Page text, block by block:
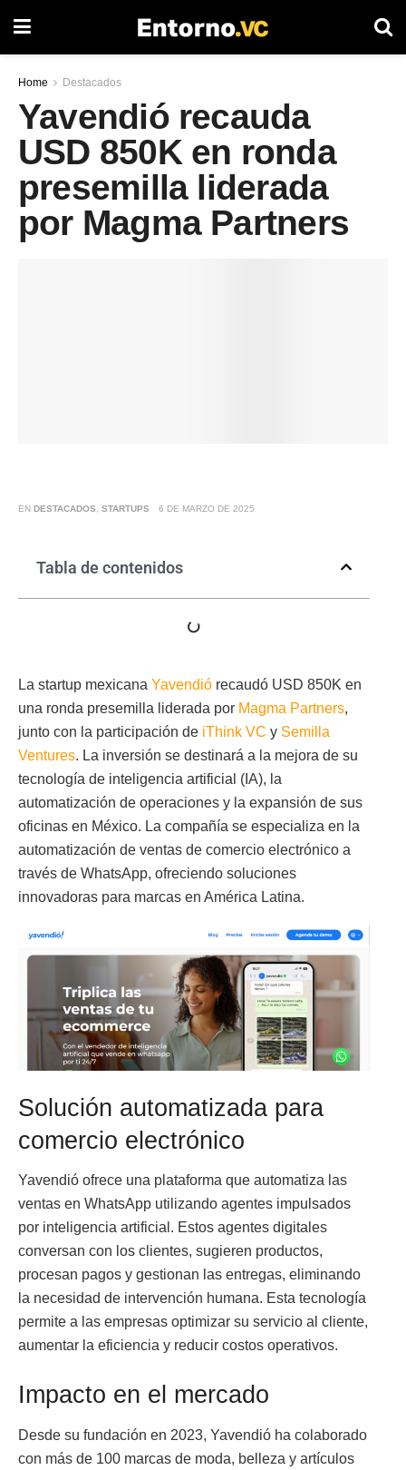
Home Destacados
Yavendió recauda
USD 850K en ronda
presemilla liderada
por Magma Partners
EN DESTACADOS STARTUPS 6 DE MARZO DE 2025
Tabla de contenidos
La startup mexicana Yavendió recaudó USD 850K en
una ronda presemilla liderada por Magma Partners,
junto con la participación de iThink VC y Semilla
Ventures. La inversión se destinará a la mejora de su
tecnología de inteligencia artificial (IA), la
automatización de operaciones y la expansión de sus
oficinas en México. La compañía se especializa en la
automatización de ventas de comercio electrónico a
través de WhatsApp, ofreciendo soluciones
innovadoras para marcas en América Latina.
Solución automatizada para
comercio electrónico
Yavendió ofrece una plataforma que automatiza las
ventas en WhatsApp utilizando agentes impulsados
por inteligencia artificial. Estos agentes digitales
conversan con los clientes, sugieren productos,
procesan pagos y gestionan las entregas, eliminando
la necesidad de intervención humana. Esta tecnología
permite a las empresas optimizar su servicio al cliente,
aumentar la eficiencia y reducir costos operativos.
Impacto en el mercado
Desde su fundación en 2023, Yavendió ha colaborado
con más de 100 marcas de moda, belleza y artículos